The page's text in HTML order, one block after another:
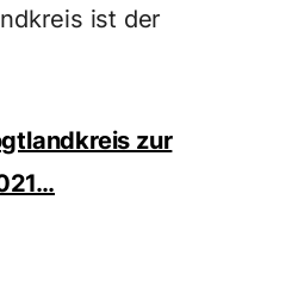
ist der
zur